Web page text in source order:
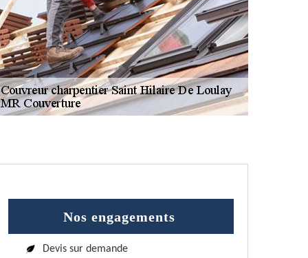
Nos engagements
Devis sur demande